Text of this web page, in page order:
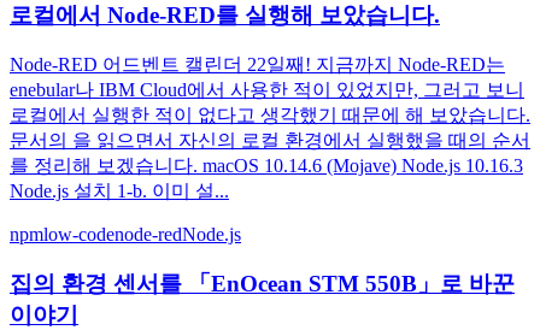
로컬에서 Node-RED를 실행해 보았습니다.
Node-RED 어드벤트 캘린더 22일째! 지금까지 Node-RED는
enebular나 IBM Cloud에서 사용한 적이 있었지만, 그러고 보니
로컬에서 실행한 적이 없다고 생각했기 때문에 해 보았습니다.
문서의 을 읽으면서 자신의 로컬 환경에서 실행했을 때의 순서
를 정리해 보겠습니다. macOS 10.14.6 (Mojave) Node.js 10.16.3
Node.js 설치 1-b. 이미 설...
npmlow-codenode-redNode.js
집의 환경 센서를 「EnOcean STM 550B」로 바꾼
이야기